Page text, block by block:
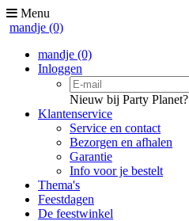
Menu
mandje (0)
mandje (0)
Inloggen
Nieuw bij Party Planet?
Klantenservice
Service en contact
Bezorgen en afhalen
Garantie
Info voor je bestelt
Thema's
Feestdagen
De feestwinkel